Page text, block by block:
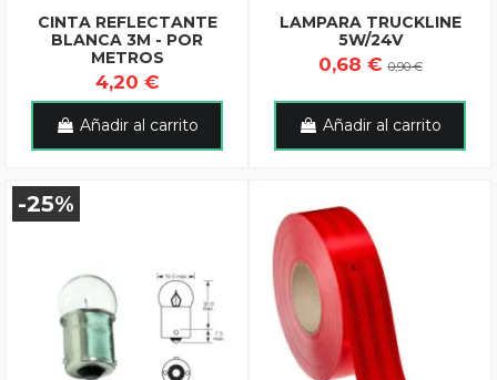
CINTA REFLECTANTE
BLANCA 3M - POR
METROS
4,20 €
Añadir al carrito
LAMPARA TRUCKLINE
5W/24V
0,68 €0,90 €
Añadir al carrito
-25%